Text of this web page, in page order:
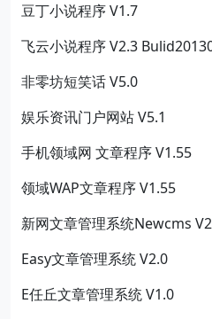
豆丁小说程序 V1.7
飞云小说程序 V2.3
非零坊短笑话 V5.0
娱乐资讯门户网站 V5.1
手机领域网 文章程序 V1.55
领域WAP文章程序 V1.55
新网文章管理系统Newcms
Easy文章管理系统 V2.0
E任丘文章管理系统 V1.0